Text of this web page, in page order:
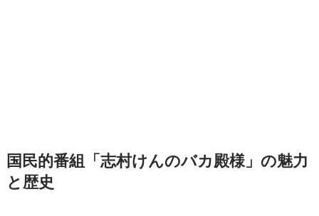
国民的番組「志村けんのバカ殿様」の魅力
と歴史